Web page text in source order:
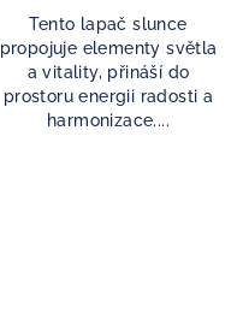
Tento lapač slunce
propojuje elementy světla
a vitality, přináší do
prostoru energii radosti a
harmonizace....